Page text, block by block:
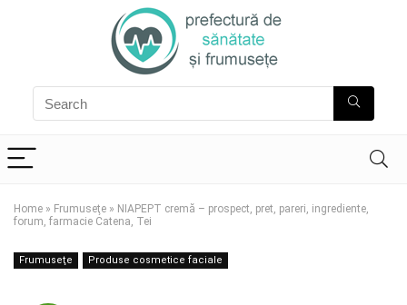
Home » Frumuseţe » NIAPEPT cremă – prospect, pret, pareri, ingrediente,
forum, farmacie Catena, Tei
Frumuseţe Produse cosmetice faciale